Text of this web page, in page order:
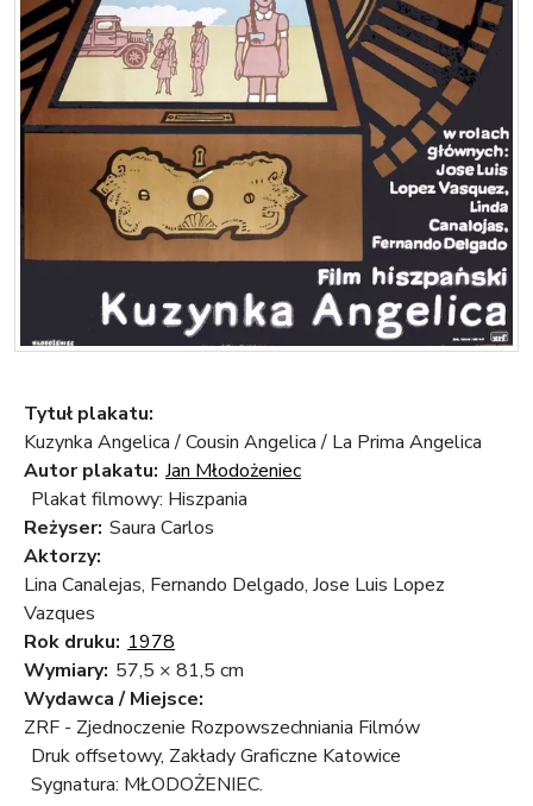
Tytuł plakatu:
Kuzynka Angelica / Cousin Angelica / La Prima Angelica
Autor plakatu: Jan Młodożeniec
Plakat filmowy: Hiszpania
Reżyser: Saura Carlos
Aktorzy:
Lina Canalejas, Fernando Delgado, Jose Luis Lopez
Vazques
Rok druku: 1978
Wymiary: 57,5 × 81,5 cm
Wydawca / Miejsce:
ZRF - Zjednoczenie Rozpowszechniania Filmów
Druk offsetowy, Zakłady Graficzne Katowice
Sygnatura: MŁODOŻENIEC.